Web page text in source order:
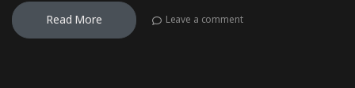
Read More Leave a comment